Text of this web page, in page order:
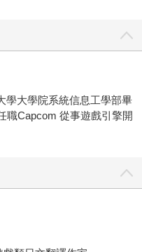
學大學院系統信息工學部畢
職Capcom 從事遊戲引擎開